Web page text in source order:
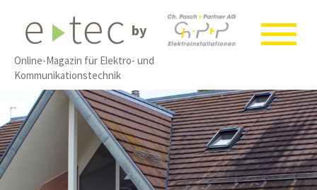
by
Online-Magazin für Elektro- und
Kommunikationstechnik